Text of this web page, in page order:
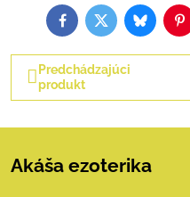
FacebookTwitterBluesky
Predchádzajúci
produkt
Akáša ezoterika